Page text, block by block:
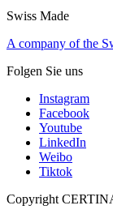
Swiss Made
A company of the
Folgen Sie uns
Instagram
Facebook
Youtube
LinkedIn
Weibo
Tiktok
Copyright